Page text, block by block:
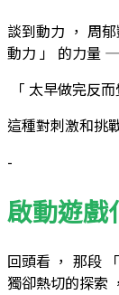
談到動力 ， 周
動力 」 的力量
「 太早做完反
這種對刺激和挑
-
啟動遊戲
回頭看 ， 那段
獨卻熱切的探索